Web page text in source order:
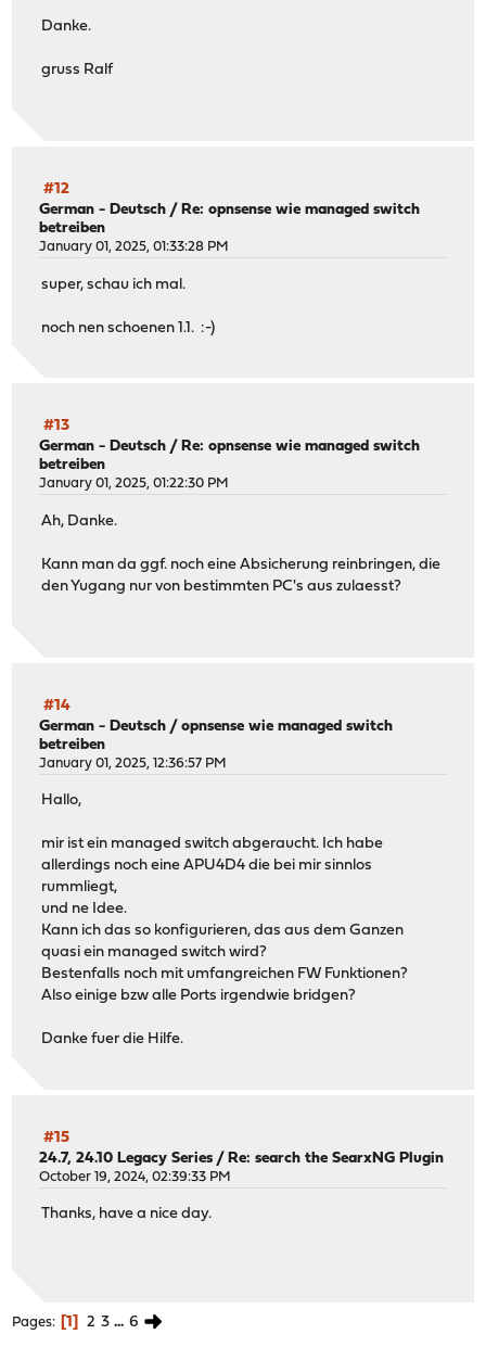
Danke.
gruss Ralf
#12
German - Deutsch /Re: opnsense wie managed switch
betreiben
January 01, 2025, 01:33:28 PM
super, schau ich mal.
noch nen schoenen 1.1. :-)
#13
German - Deutsch /Re: opnsense wie managed switch
betreiben
January 01, 2025, 01:22:30 PM
Ah, Danke.
Kann man da ggf. noch eine Absicherung reinbringen, die
den Yugang nur von bestimmten PC's aus zulaesst?
#14
German - Deutsch /opnsense wie managed switch
betreiben
January 01, 2025, 12:36:57 PM
Hallo,
mir ist ein managed switch abgeraucht. Ich habe
allerdings noch eine APU4D4 die bei mir sinnlos
rummliegt,
und ne Idee.
Kann ich das so konfigurieren, das aus dem Ganzen
quasi ein managed switch wird?
Bestenfalls noch mit umfangreichen FW Funktionen?
Also einige bzw alle Ports irgendwie bridgen?
Danke fuer die Hilfe.
#15
24.7, 24.10 Legacy Series / Re: search the SearxNG Plugin
October 19, 2024, 02:39:33 PM
Thanks, have a nice day.
Pages 1 2 3 ... 6